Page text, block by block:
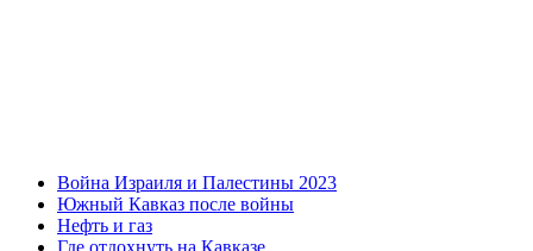
Война Израиля и Палестины 2023
Южный Кавказ после войны
Нефть и газ
Где отдохнуть на Кавказе